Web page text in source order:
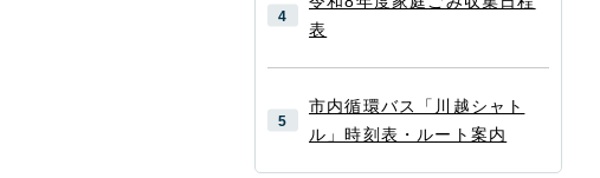
表
市内循環バス「川越シャト
ル」時刻表・ルート案内